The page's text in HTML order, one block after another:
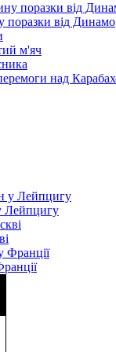
поразки від Динамо
м'яч
над
Лейпцигу